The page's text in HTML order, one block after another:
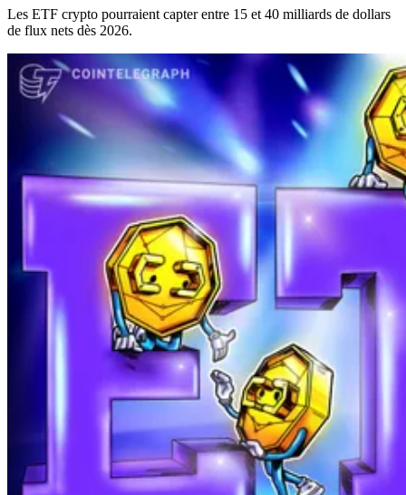
Les ETF crypto pourraient capter entre 15 et 40 milliards de dollars
de flux nets dès 2026.